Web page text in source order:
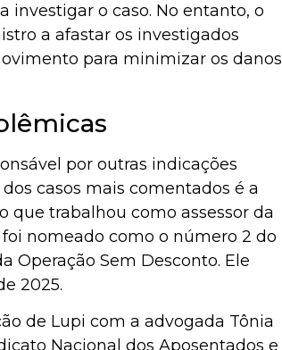
investigar o caso. No entanto, o
a afastar os investigados
para minimizar os danos
por outras indicações
casos mais comentados é a
que trabalhou como assessor da
nomeado como o número 2 do
Operação Sem Desconto. Ele
2025.
de Lupi com a advogada Tônia
Nacional dos Aposentados e